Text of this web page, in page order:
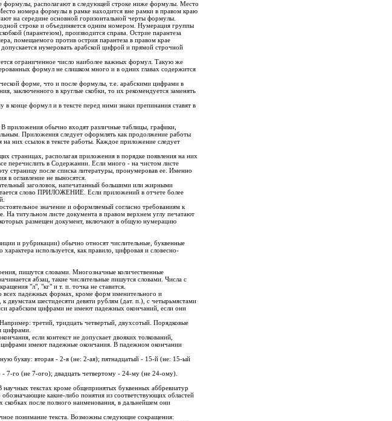
располагают в следующей строке ниже формулы. Место
номера формулы в рамке находится вне рамки в правом краю
на середине основной горизонтальной черты формулы.
строке и объединяется одним номером. Нумерация группы
(парантезом), производится справа. Острие парантеза
помещаемого против острия парантеза в правом крае
нумеровать арабской цифрой и прямой строчной
ограниченное число наиболее важных формул. Такую же
формул не слишком много и в одних главах содержится
форме, что и после формулы, т.е. арабскими цифрами в
заключенного в круглые скобки, то их рекомендуется заменять
конце формул и в тексте перед ними знаки препинания ставят в
приложения обычно входят различные таблицы, графики,
Приложения следует оформлять как продолжение работы
них ссылок в тексте работы. Каждое приложение следует
страницах, располагая приложения в порядке появления на них
перечислить в Содержании. Если много - на чистом листе
после списка литературы, пронумеровав ее. Именно
в оглавление не выносятся.
заголовок, напечатанный большими или жирными
слово ПРИЛОЖЕНИЕ. Если приложений в отчете более
значение и оформляемый согласно требованиям к
На титульном листе документа в правом верхнем углу печатают
размещен документ, включают в общую нумерацию
и рубрикации) обычно относят числительные, буквенные
используется, как правило, цифровая и словесно-
пишутся словами. Многозначные количественные
абзац, такие числительные пишутся словами. Числа с
"л", "кг" и т. п. точка не ставится.
всех падежных формах, кроме форм именительного и
двумстам шестидесяти девяти рублям (дат. п.), с четырьмястами
арабским цифрами не имеют падежных окончаний, если они
третий, тридцать четвертый, двухсотый. Порядковые
цифрами.
если контекст не допускает двояких толкований,
цифрами имеют падежные окончания. В падежном окончании
букву: вторая - 2-я (не: 2-ая); пятнадцатый - 15-й (не: 15-ый
7-го (не 7-ого); двадцать четвертому - 24-му (не 24-ому).
текстах кроме общепринятых буквенных аббревиатур
какие-либо понятия из соответствующих областей
скобках после полного наименования, в дальнейшем они
понимание текста. Возможны следующие сокращения: